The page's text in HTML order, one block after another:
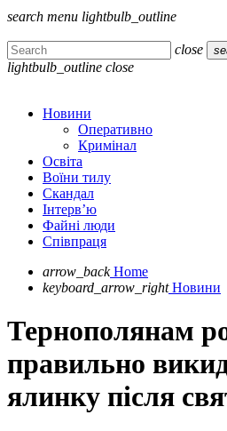
search menu lightbulb_outline
close
lightbulb_outline close
Новини
Оперативно
Кримінал
Освіта
Воїни тилу
Скандал
Інтерв’ю
Файні люди
Співпраця
arrow_back Home
keyboard_arrow_right Новини
Тернополянам
правильно
ялинку після